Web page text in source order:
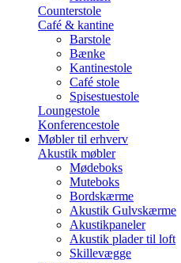
Counterstole
Café & kantine
Barstole
Bænke
Kantinestole
Café stole
Spisestuestole
Loungestole
Konferencestole
Møbler til erhverv
Akustik møbler
Mødeboks
Muteboks
Bordskærme
Akustik Gulvskærme
Akustikpaneler
Akustik plader til loft
Skillevægge